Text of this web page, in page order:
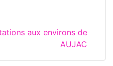
aux environs de
AUJAC